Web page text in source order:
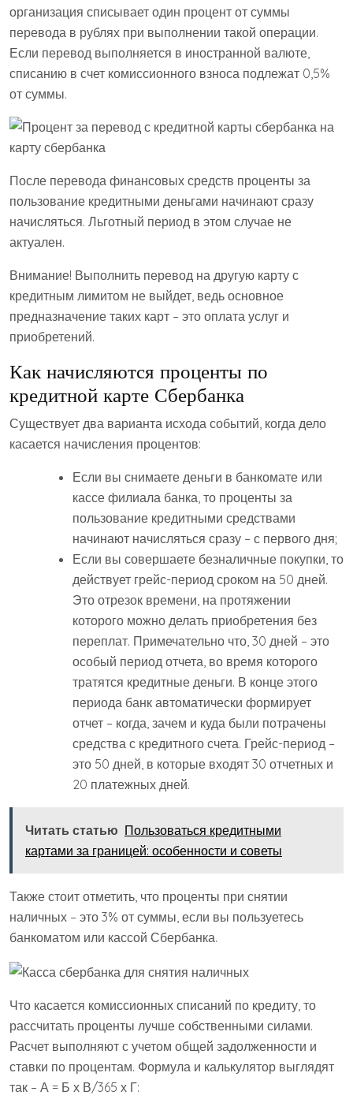
организация списывает один процент от суммы
перевода в рублях при выполнении такой операции.
Если перевод выполняется в иностранной валюте,
списанию в счет комиссионного взноса подлежат 0,5%
от суммы.
После перевода финансовых средств проценты за
пользование кредитными деньгами начинают сразу
начисляться. Льготный период в этом случае не
актуален.
Внимание! Выполнить перевод на другую карту с
кредитным лимитом не выйдет, ведь основное
предназначение таких карт – это оплата услуг и
приобретений.
Как начисляются проценты по
кредитной карте Сбербанка
Существует два варианта исхода событий, когда дело
касается начисления процентов:
Если вы снимаете деньги в банкомате или
кассе филиала банка, то проценты за
пользование кредитными средствами
начинают начисляться сразу – с первого дня;
Если вы совершаете безналичные покупки, то
действует грейс-период сроком на 50 дней.
Это отрезок времени, на протяжении
которого можно делать приобретения без
переплат. Примечательно что, 30 дней – это
особый период отчета, во время которого
тратятся кредитные деньги. В конце этого
периода банк автоматически формирует
отчет – когда, зачем и куда были потрачены
средства с кредитного счета. Грейс-период –
это 50 дней, в которые входят 30 отчетных и
20 платежных дней.
Читать статью Пользоваться кредитными
картами за границей: особенности и советы
Также стоит отметить, что проценты при снятии
наличных – это 3% от суммы, если вы пользуетесь
банкоматом или кассой Сбербанка.
Что касается комиссионных списаний по кредиту, то
рассчитать проценты лучше собственными силами.
Расчет выполняют с учетом общей задолженности и
ставки по процентам. Формула и калькулятор выглядят
так – А = Б х В/365 х Г: